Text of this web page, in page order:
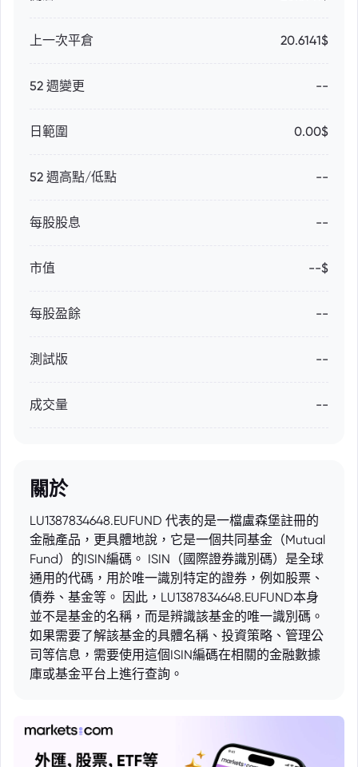
上一次平倉 20.6141$
52 週變更 --
日範圍 0.00$
52 週高點/低點 --
每股股息 --
市值 --$
每股盈餘 --
測試版 --
成交量 --
關於
LU1387834648.EUFUND 代表的是一檔盧森堡註冊的
金融產品，更具體地說，它是一個共同基金（Mutual
Fund）的ISIN編碼。 ISIN（國際證券識別碼）是全球
通用的代碼，用於唯一識別特定的證券，例如股票、
債券、基金等。 因此，LU1387834648.EUFUND本身
並不是基金的名稱，而是辨識該基金的唯一識別碼。
如果需要了解該基金的具體名稱、投資策略、管理公
司等信息，需要使用這個ISIN編碼在相關的金融數據
庫或基金平台上進行查詢。